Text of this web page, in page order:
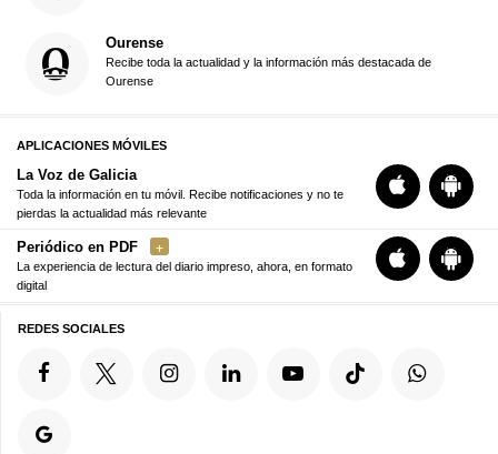
Ourense
Recibe toda la actualidad y la información más destacada de
Ourense
APLICACIONES MÓVILES
La Voz de Galicia
Toda la información en tu móvil. Recibe notificaciones y no te
pierdas la actualidad más relevante
Periódico en PDF
La experiencia de lectura del diario impreso, ahora, en formato
digital
REDES SOCIALES